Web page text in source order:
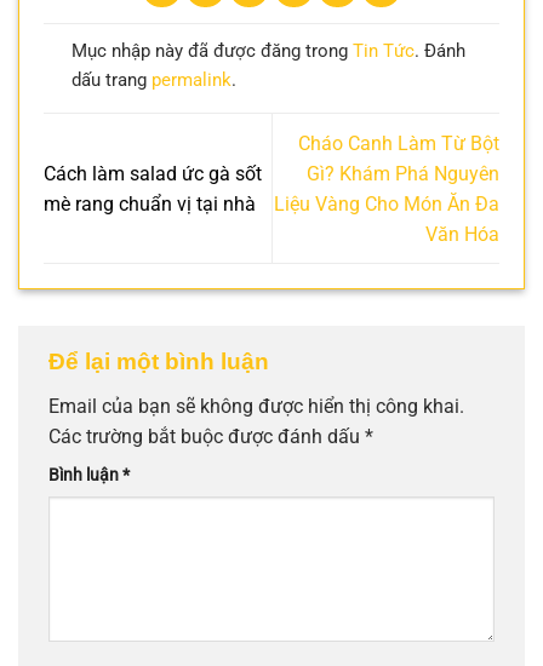
Mục nhập này đã được đăng trong Tin Tức. Đánh
dấu trang permalink.
Cách làm salad ức gà sốt
mè rang chuẩn vị tại nhà
Cháo Canh Làm Từ Bột
Gì? Khám Phá Nguyên
Liệu Vàng Cho Món Ăn Đa
Văn Hóa
Để lại một bình luận
Email của bạn sẽ không được hiển thị công khai.
Các trường bắt buộc được đánh dấu *
Bình luận*